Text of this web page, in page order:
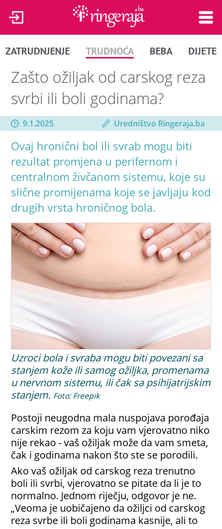
ZATRUDNJENJE TRUDNOĆA BEBA DIJETE
Zašto ožiljak od carskog reza
svrbi ili boli godinama?
9.1.2025 Uredništvo Ringeraja.ba
Ovaj hronični bol ili svrab mogu biti
rezultat promjena u perifernom i
centralnom živčanom sistemu, koje su
slične promijenama koje se javljaju kod
drugih vrsta hroničnog bola.
Uzroci bola i svraba mogu biti povezani sa
stanjem kože ili samog ožiljka, promenama
u nervnom sistemu, ili čak sa psihijatrijskim
stanjem. Foto: Freepik
Postoji neugodna mala nuspojava porođaja
carskim rezom za koju vam vjerovatno niko
nije rekao - vaš ožiljak može da vam smeta,
čak i godinama nakon što ste se porodili.
Ako vaš ožiljak od carskog reza trenutno
boli ili svrbi, vjerovatno se pitate da li je to
normalno. Jednom riječju, odgovor je ne.
„Veoma je uobičajeno da ožiljci od carskog
reza svrbe ili boli godinama kasnije, ali to